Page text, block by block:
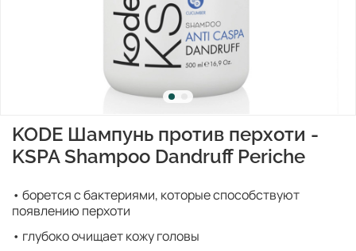
KODE Шампунь против перхоти -
KSPA Shampoo Dandruff Periche
• борется с бактериями, которые способствуют
появлению перхоти
• глубоко очищает кожу головы